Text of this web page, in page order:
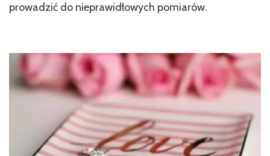
prowadzić do nieprawidłowych pomiarów.